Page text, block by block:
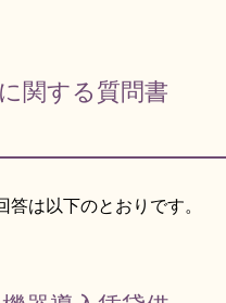
関する質問書
は以下のとおりです。